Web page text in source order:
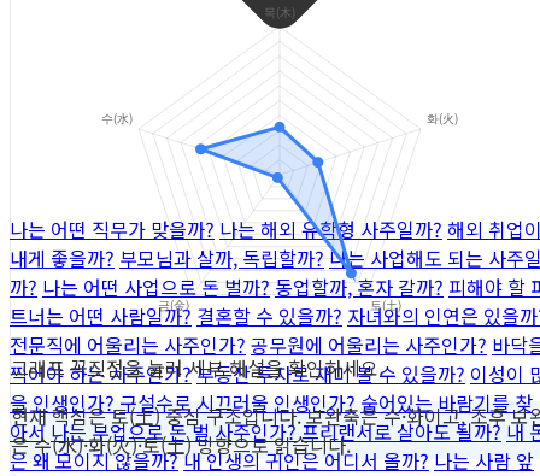
나는 어떤 직무가 맞을까? 나는 해외 유학형 사주일까? 해외 취업
내게 좋을까? 부모님과 살까, 독립할까? 나는 사업해도 되는 사주
까? 나는 어떤 사업으로 돈 벌까?동업할까, 혼자 갈까? 피해야 할
트너는 어떤 사람일까? 결혼할 수 있을까? 자녀와의 인연은 있을
전문직에 어울리는 사주인가? 공무원에 어울리는 사주인가? 바닥
찍어야 하는 사주인가?부동산 투자로 재미 볼 수 있을까? 이성이
을 인생인가?구설수로 시끄러울 인생인가? 숨어있는 바람기를 찾
아서 나는 부업으로 돈 벌 사주인가? 프리랜서로 살아도 될까? 내
은 왜 모이지 않을까?내 인생의 귀인은 어디서 올까? 나는 사람 앞
그래프 꼭짓점을 눌러 세부 해설을 확인하세요.
현재 핵심은 토(土) 중심 구조입니다. 보완축은 수·화이고, 조후 보
은 수(水)·화(火)·토(土) 방향으로 읽습니다.